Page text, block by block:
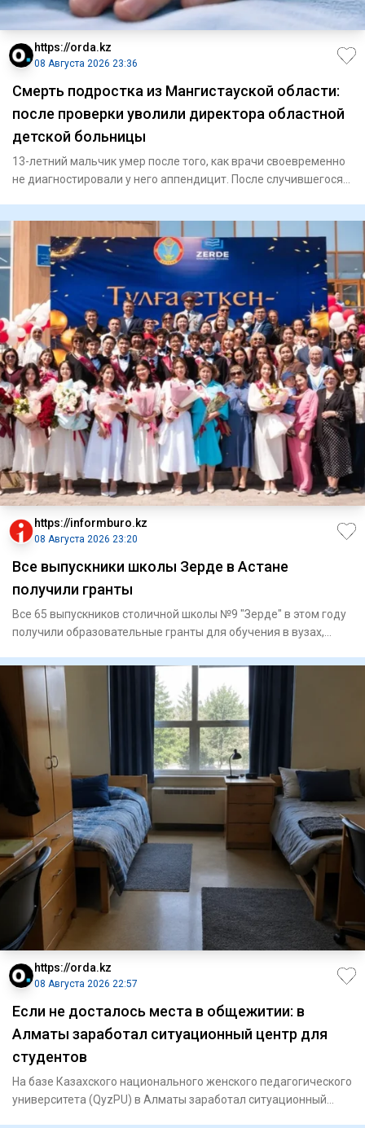
https://orda.kz
08 Августа 2026 23:36
Смерть подростка из Мангистауской области:
после проверки уволили директора областной
детской больницы
13-летний мальчик умер после того, как врачи своевременно
не диагностировали у него аппендицит. После случившегося
https://informburo.kz
08 Августа 2026 23:20
Все выпускники школы Зерде в Астане
получили гранты
Все 65 выпускников столичной школы №9 "Зерде" в этом году
получили образовательные гранты для обучения в вузах,
https://orda.kz
08 Августа 2026 22:57
Если не досталось места в общежитии: в
Алматы заработал ситуационный центр для
студентов
На базе Казахского национального женского педагогического
университета (QyzPU) в Алматы заработал ситуационный